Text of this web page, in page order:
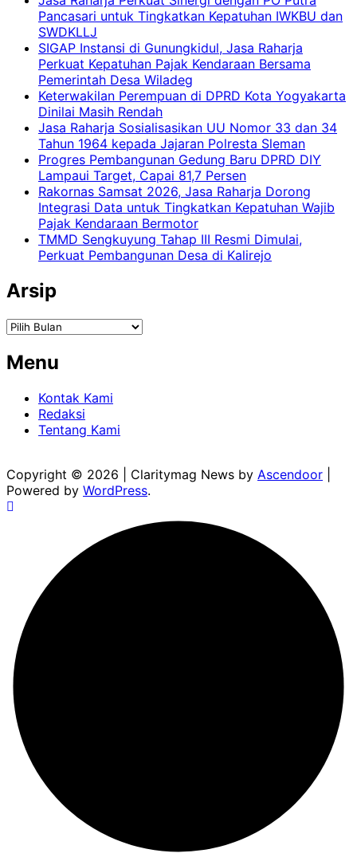
Pancasari untuk Tingkatkan Kepatuhan IWKBU dan
SWDKLLJ
SIGAP Instansi di Gunungkidul, Jasa Raharja
Perkuat Kepatuhan Pajak Kendaraan Bersama
Pemerintah Desa Wiladeg
Keterwakilan Perempuan di DPRD Kota Yogyakarta
Dinilai Masih Rendah
Jasa Raharja Sosialisasikan UU Nomor 33 dan 34
Tahun 1964 kepada Jajaran Polresta Sleman
Progres Pembangunan Gedung Baru DPRD DIY
Lampaui Target, Capai 81,7 Persen
Rakornas Samsat 2026, Jasa Raharja Dorong
Integrasi Data untuk Tingkatkan Kepatuhan Wajib
Pajak Kendaraan Bermotor
TMMD Sengkuyung Tahap III Resmi Dimulai,
Perkuat Pembangunan Desa di Kalirejo
Arsip
Arsip
Menu
Kontak Kami
Redaksi
Tentang Kami
Copyright © 2026 | Claritymag News by Ascendoor
Powered by WordPress.